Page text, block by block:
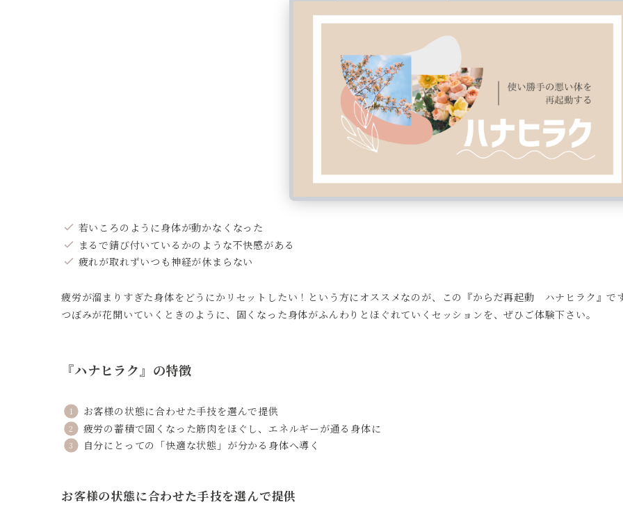
若いころのように身体が動かなくなった
まるで錆び付いているかのような不快感がある
疲れが取れずいつも神経が休まらない
疲労が溜まりすぎた身体をどうにかリセットしたい！という方にオススメなのが、この『からだ再起動 ハナヒラク』で
つぼみが花開いていくときのように、固くなった身体がふんわりとほぐれていくセッションを、ぜひご体験下さい。
『ハナヒラク』の特徴
お客様の状態に合わせた手技を選んで提供
疲労の蓄積で固くなった筋肉をほぐし、エネルギーが通る身体に
自分にとっての「快適な状態」が分かる身体へ導く
お客様の状態に合わせた手技を選んで提供